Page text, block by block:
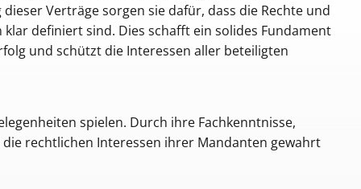
Verträge sorgen sie dafür, dass die Rechte und
definiert sind. Dies schafft ein solides Fundament
und schützt die Interessen aller beteiligten
spielen. Durch ihre Fachkenntnisse,
die rechtlichen Interessen ihrer Mandanten gewahrt